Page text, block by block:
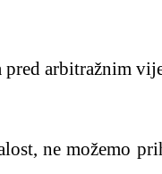
arbitražnim
ne možemo